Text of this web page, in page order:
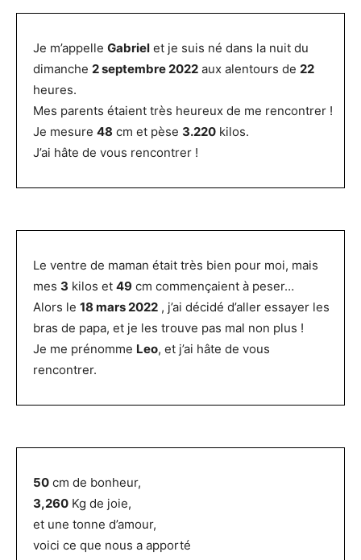
Je m’appelle Gabriel et je suis né dans la nuit du
dimanche 2 septembre 2022 aux alentours de 22
heures.
Mes parents étaient très heureux de me rencontrer !
Je mesure 48 cm et pèse 3.220 kilos.
J’ai hâte de vous rencontrer !
Le ventre de maman était très bien pour moi, mais
mes 3 kilos et 49 cm commençaient à peser…
Alors le 18 mars 2022 , j’ai décidé d’aller essayer les
bras de papa, et je les trouve pas mal non plus !
Je me prénomme Leo, et j’ai hâte de vous
rencontrer.
50 cm de bonheur,
3,260 Kg de joie,
et une tonne d’amour,
voici ce que nous a apporté